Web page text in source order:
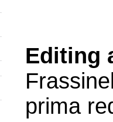
Editing
prima